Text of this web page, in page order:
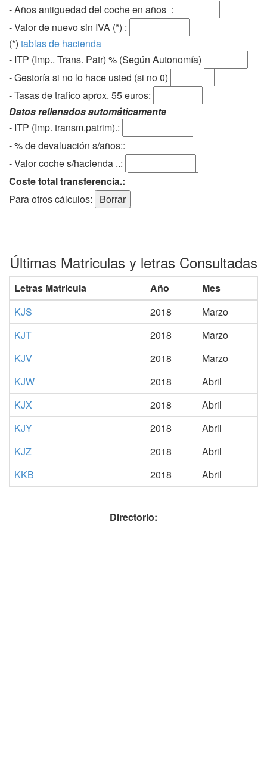
- Años antiguedad del coche en años :
- Valor de nuevo sin IVA (*) :
(*) tablas de hacienda
- ITP (Imp.. Trans. Patr) % (Según Autonomía)
- Gestoría si no lo hace usted (si no 0)
-Tasas de trafico aprox. 55 euros:
Datos rellenados automáticamente
- ITP (Imp. transm.patrim).:
- % de devaluación s/años::
- Valor coche s/hacienda ..:
Coste total transferencia.:
Para otros cálculos:
Últimas Matriculas y letras Consultadas
Letras Matricula Año
Mes
KJS
2018
Marzo
KJT
2018
Marzo
KJV
2018
Marzo
KJW
2018
Abril
KJX
2018
Abril
KJY
2018
Abril
KJZ
2018
Abril
KKB
2018 Abril
Directorio: